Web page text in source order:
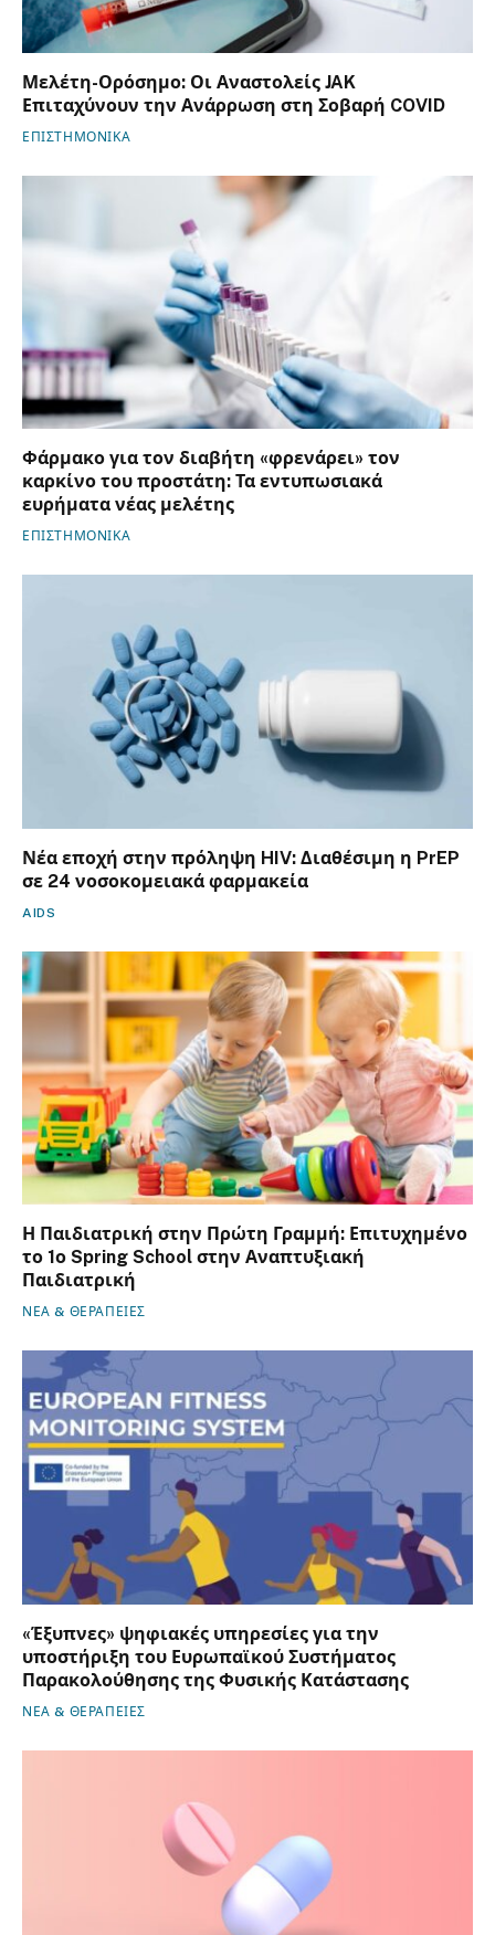
Μελέτη-Ορόσημο: Οι Αναστολείς JAK
Επιταχύνουν την Ανάρρωση στη Σοβαρή COVID
ΕΠΙΣΤΗΜΟΝΙΚΑ
Φάρμακο για τον διαβήτη «φρενάρει» τον
καρκίνο του προστάτη: Τα εντυπωσιακά
ευρήματα νέας μελέτης
ΕΠΙΣΤΗΜΟΝΙΚΑ
Νέα εποχή στην πρόληψη HIV: Διαθέσιμη η PrEP
σε 24 νοσοκομειακά φαρμακεία
AIDS
Η Παιδιατρική στην Πρώτη Γραμμή: Επιτυχημένο
το 1ο Spring School στην Αναπτυξιακή
Παιδιατρική
ΝΕΑ & ΘΕΡΑΠΕΙΕΣ
«Έξυπνες» ψηφιακές υπηρεσίες για την
υποστήριξη του Ευρωπαϊκού Συστήματος
Παρακολούθησης της Φυσικής Κατάστασης
ΝΕΑ & ΘΕΡΑΠΕΙΕΣ